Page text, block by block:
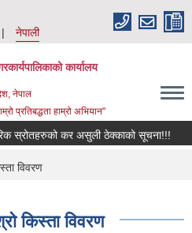
नेपाली
कार्यालय
नेपाल
प्रतिबद्धता हाम्रो अभियान"
स्रोतहरुको कर असुली ठेक्काको सूचना!!!
विवरण
किस्ता विवरण